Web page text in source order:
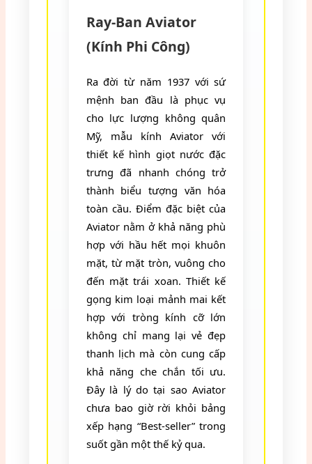
Ray-Ban Aviator
(Kính Phi Công)
Ra đời từ năm 1937 với sứ
mệnh ban đầu là phục vụ
cho lực lượng không quân
Mỹ, mẫu kính Aviator với
thiết kế hình giọt nước đặc
trưng đã nhanh chóng trở
thành biểu tượng văn hóa
toàn cầu. Điểm đặc biệt của
Aviator nằm ở khả năng phù
hợp với hầu hết mọi khuôn
mặt, từ mặt tròn, vuông cho
đến mặt trái xoan. Thiết kế
gọng kim loại mảnh mai kết
hợp với tròng kính cỡ lớn
không chỉ mang lại vẻ đẹp
thanh lịch mà còn cung cấp
khả năng che chắn tối ưu.
Đây là lý do tại sao Aviator
chưa bao giờ rời khỏi bảng
xếp hạng “Best-seller” trong
suốt gần một thế kỷ qua.